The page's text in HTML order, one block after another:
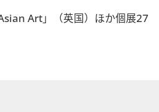
Art」（英国）ほか個展27